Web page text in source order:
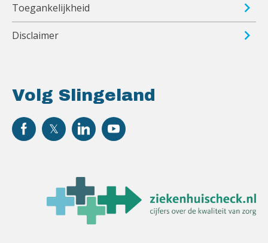
Volg Slingeland
Toegankelijkheid
Disclaimer